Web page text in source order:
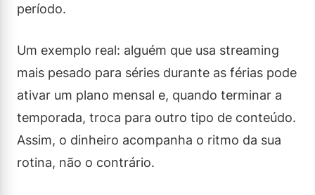
período.
Um exemplo real: alguém que usa streaming
mais pesado para séries durante as férias pode
ativar um plano mensal e, quando terminar a
temporada, troca para outro tipo de conteúdo.
Assim, o dinheiro acompanha o ritmo da sua
rotina, não o contrário.